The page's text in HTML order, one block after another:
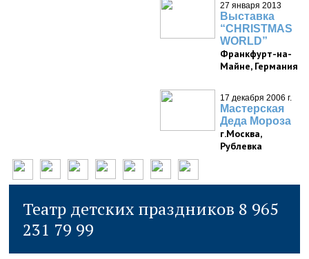
27 января 2013
Выставка
“CHRISTMAS
WORLD”
Франкфурт-на-
Майне, Германия
17 декабря 2006 г.
Мастерская
Деда Мороза
г.Москва,
Рублевка
Театр детских праздников 8 965
231 79 99